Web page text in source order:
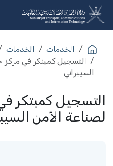
تخطي للذهاب إلى المحتوى
الخدمات​ الخدمات​
التسجيل كمبتكر في مركز
السيبراني
التسجيل كمبتكر
لصناعة الأمن